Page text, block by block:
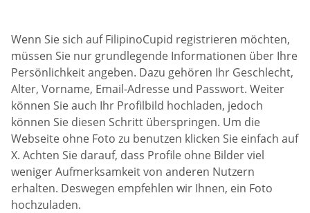
Wenn Sie sich auf FilipinoCupid registrieren möchten,
müssen Sie nur grundlegende Informationen über Ihre
Persönlichkeit angeben. Dazu gehören Ihr Geschlecht,
Alter, Vorname, Email-Adresse und Passwort. Weiter
können Sie auch Ihr Profilbild hochladen, jedoch
können Sie diesen Schritt überspringen. Um die
Webseite ohne Foto zu benutzen klicken Sie einfach auf
X. Achten Sie darauf, dass Profile ohne Bilder viel
weniger Aufmerksamkeit von anderen Nutzern
erhalten. Deswegen empfehlen wir Ihnen, ein Foto
hochzuladen.